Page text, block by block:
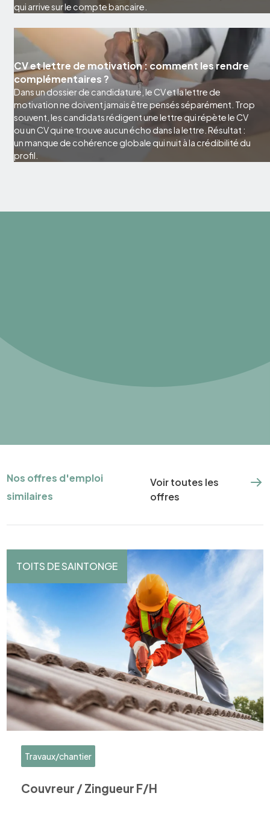
qui arrive sur le compte bancaire.
CV et lettre de motivation : comment les rendre
complémentaires ?
Dans un dossier de candidature, le CV et la lettre de
motivation ne doivent jamais être pensés séparément. Trop
souvent, les candidats rédigent une lettre qui répète le CV
ou un CV qui ne trouve aucun écho dans la lettre. Résultat :
un manque de cohérence globale qui nuit à la crédibilité du
profil.
Nos offres d'emploi
similaires
Voir toutes les
offres
TOITS DE SAINTONGE
Travaux/chantier
Couvreur / Zingueur F/H